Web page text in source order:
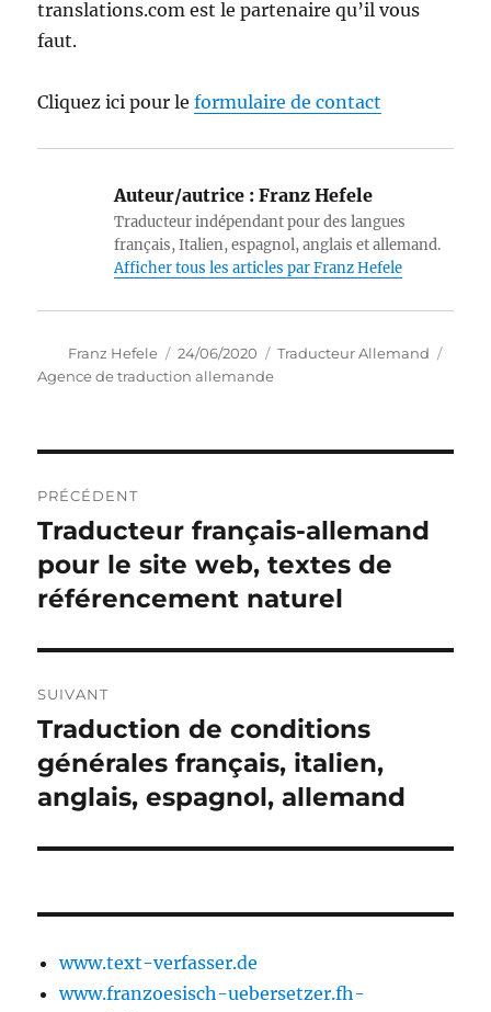
translations.com est le partenaire qu’il vous
faut.
Cliquez ici pour leformulaire de contact
Auteur/autrice : Franz Hefele
Traducteur indépendant pour des langues
français, Italien, espagnol, anglais et allemand.
Afficher tous les articles par Franz Hefele
Auteur
Franz Hefele
Publié
le
24/06/2020 Catégories
Traducteur Allemand
Agence de traduction allemande
de
l’article
PRÉCÉDENT
Publication
précédente :
Traducteur français-allemand
pour le site web, textes de
référencement naturel
SUIVANT
Publication
suivante :
Traduction de conditions
générales français, italien,
anglais, espagnol, allemand
www.text-verfasser.de
www.franzoesisch-uebersetzer.fh-